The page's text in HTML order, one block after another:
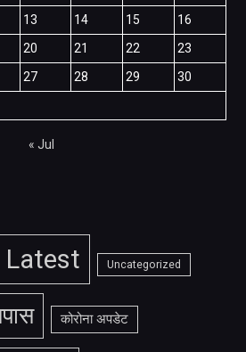
13 14 15
16
20 21 22
23
27 28 29
30
« Jul
Latest Uncategorized
कोरोना अपडेट